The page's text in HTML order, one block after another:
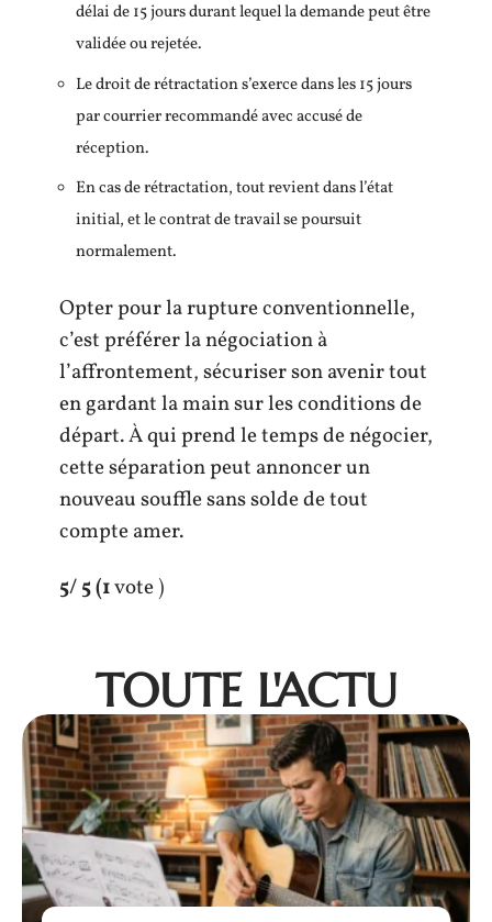
délai de 15 jours durant lequel la demande peut être
validée ou rejetée.
Le droit de rétractation s’exerce dans les 15 jours
par courrier recommandé avec accusé de
réception.
En cas de rétractation, tout revient dans l’état
initial, et le contrat de travail se poursuit
normalement.
Opter pour la rupture conventionnelle,
c’est préférer la négociation à
l’affrontement, sécuriser son avenir tout
en gardant la main sur les conditions de
départ. À qui prend le temps de négocier,
cette séparation peut annoncer un
nouveau souffle sans solde de tout
compte amer.
5/ 5(1vote )
TOUTE L'ACTU